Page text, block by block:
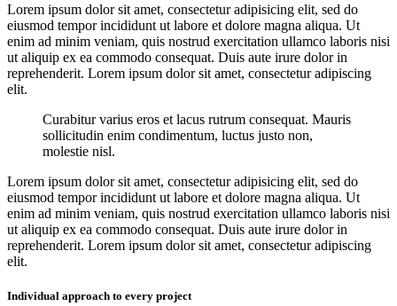
Lorem ipsum dolor sit amet, consectetur adipisicing elit, sed do
eiusmod tempor incididunt ut labore et dolore magna aliqua. Ut
enim ad minim veniam, quis nostrud exercitation ullamco laboris nisi
ut aliquip ex ea commodo consequat. Duis aute irure dolor in
reprehenderit. Lorem ipsum dolor sit amet, consectetur adipiscing
elit.
Curabitur varius eros et lacus rutrum consequat. Mauris
sollicitudin enim condimentum, luctus justo non,
molestie nisl.
Lorem ipsum dolor sit amet, consectetur adipisicing elit, sed do
eiusmod tempor incididunt ut labore et dolore magna aliqua. Ut
enim ad minim veniam, quis nostrud exercitation ullamco laboris nisi
ut aliquip ex ea commodo consequat. Duis aute irure dolor in
reprehenderit. Lorem ipsum dolor sit amet, consectetur adipiscing
elit.
Individual approach to every project